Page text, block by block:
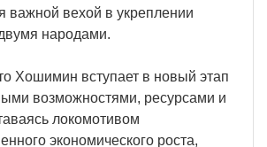
важной вехой в укреплении
народами.
Хошимин вступает в новый этап
возможностями, ресурсами и
локомотивом
экономического роста,